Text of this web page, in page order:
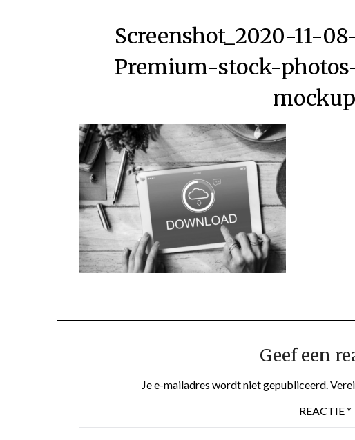
Screenshot_2020-11-
Premium-stock-
Geef een
Je e-mailadres wordt niet gepubliceerd.
REACTIE*